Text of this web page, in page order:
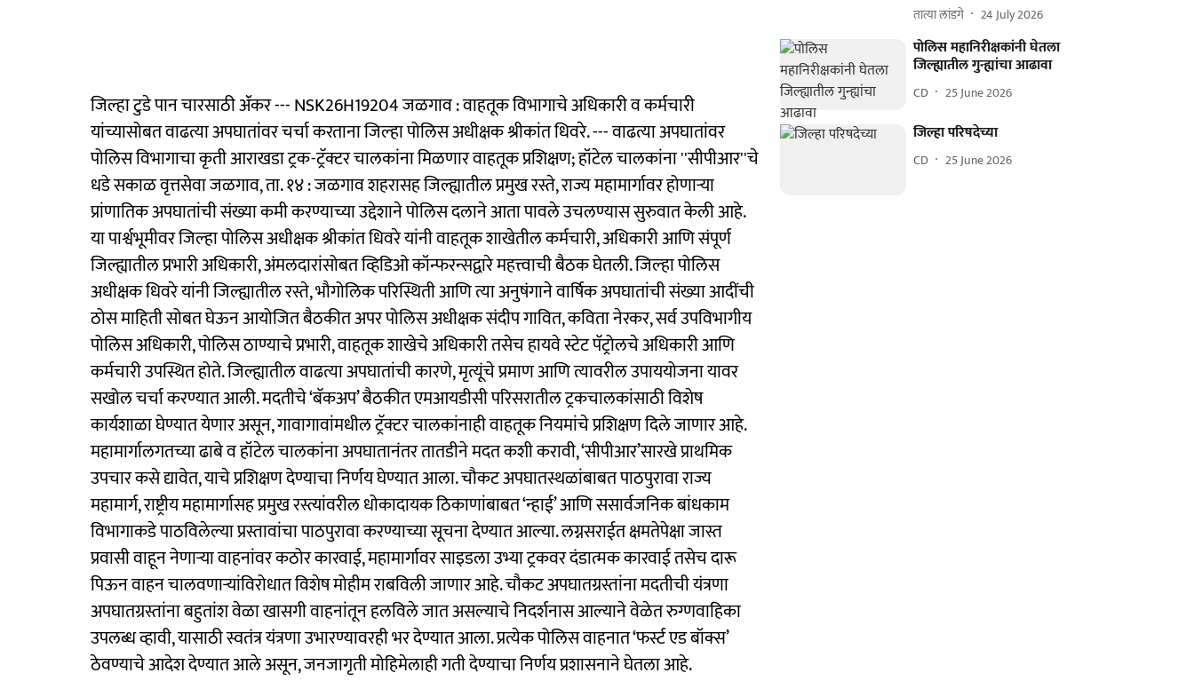
जिल्हा टुडे पान चारसाठी ॲंकर --- NSK26H19204 जळगाव : वाहतूक विभागाचे अधिकारी व कर्मचारी
यांच्यासोबत वाढत्या अपघातांवर चर्चा करताना जिल्‍हा पोलिस अधीक्षक श्रीकांत धिवरे. --- वाढत्या अपघातांवर
पोलिस विभागाचा कृती आराखडा ट्रक-ट्रॅक्टर चालकांना मिळणार वाहतूक प्रशिक्षण; हॉटेल चालकांना ''सीपीआर''चे
धडे सकाळ वृत्तसेवा जळगाव, ता. १४ : जळगाव शहरासह जिल्ह्यातील प्रमुख रस्ते, राज्य महामार्गावर होणाऱ्या
प्रांणातिक अपघातांची संख्या कमी करण्याच्या उद्देशाने पोलिस दलाने आता पावले उचलण्यास सुरुवात केली आहे.
या पार्श्वभूमीवर जिल्‍हा पोलिस अधीक्षक श्रीकांत धिवरे यांनी वाहतूक शाखेतील कर्मचारी, अधिकारी आणि संपूर्ण
जिल्ह्यातील प्रभारी अधिकारी, अंमलदारांसोबत व्हिडिओ कॉन्फरन्सद्वारे महत्त्वाची बैठक घेतली. जिल्‍हा पोलिस
अधीक्षक धिवरे यांनी जिल्ह्यातील रस्ते, भौगोलिक परिस्थिती आणि त्या अनुषंगाने वार्षिक अपघातांची संख्या आदींची
ठोस माहिती सोबत घेऊन आयोजित बैठकीत अपर पोलिस अधीक्षक संदीप गावित, कविता नेरकर, सर्व उपविभागीय
पोलिस अधिकारी, पोलिस ठाण्याचे प्रभारी, वाहतूक शाखेचे अधिकारी तसेच हायवे स्टेट पॅट्रोलचे अधिकारी आणि
कर्मचारी उपस्थित होते. जिल्ह्यातील वाढत्या अपघातांची कारणे, मृत्यूंचे प्रमाण आणि त्यावरील उपाययोजना यावर
सखोल चर्चा करण्यात आली. मदतीचे ‘बॅकअप’ बैठकीत एमआयडीसी परिसरातील ट्रकचालकांसाठी विशेष
कार्यशाळा घेण्यात येणार असून, गावागावांमधील ट्रॅक्टर चालकांनाही वाहतूक नियमांचे प्रशिक्षण दिले जाणार आहे.
महामार्गालगतच्या ढाबे व हॉटेल चालकांना अपघातानंतर तातडीने मदत कशी करावी, ‘सीपीआर’सारखे प्राथमिक
उपचार कसे द्यावेत, याचे प्रशिक्षण देण्याचा निर्णय घेण्यात आला. चौकट अपघातस्थळांबाबत पाठपुरावा राज्य
महामार्ग, राष्ट्रीय महामार्गासह प्रमुख रस्त्यांवरील धोकादायक ठिकाणांबाबत ‘न्हाई’ आणि ससार्वजनिक बांधकाम
विभागाकडे पाठविलेल्या प्रस्तावांचा पाठपुरावा करण्याच्या सूचना देण्यात आल्या. लग्नसराईत क्षमतेपेक्षा जास्त
प्रवासी वाहून नेणाऱ्या वाहनांवर कठोर कारवाई, महामार्गावर साइडला उभ्या ट्रकवर दंडात्मक कारवाई तसेच दारू
पिऊन वाहन चालवणाऱ्यांविरोधात विशेष मोहीम राबविली जाणार आहे. चौकट अपघातग्रस्तांना मदतीची यंत्रणा
अपघातग्रस्तांना बहुतांश वेळा खासगी वाहनांतून हलविले जात असल्याचे निदर्शनास आल्याने वेळेत रुग्णवाहिका
उपलब्ध व्हावी, यासाठी स्वतंत्र यंत्रणा उभारण्यावरही भर देण्यात आला. प्रत्येक पोलिस वाहनात ‘फर्स्ट एड बॉक्स’
ठेवण्याचे आदेश देण्यात आले असून, जनजागृती मोहिमेलाही गती देण्याचा निर्णय प्रशासनाने घेतला आहे.
तात्या लांडगे 24 July 2026
पोलिस महानिरीक्षकांनी घेतला
जिल्ह्यातील गुन्ह्यांचा आढावा
CD 25 June 2026
जिल्हा परिषदेच्या
CD 25 June 2026